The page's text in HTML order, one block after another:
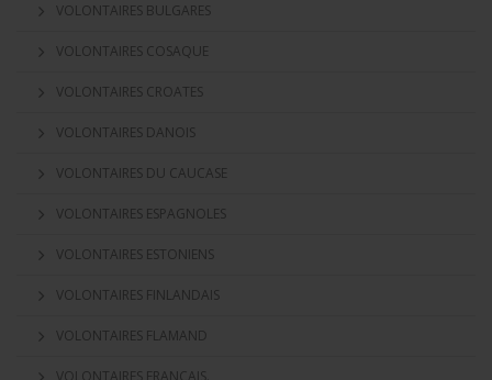
VOLONTAIRES BULGARES
VOLONTAIRES COSAQUE
VOLONTAIRES CROATES
VOLONTAIRES DANOIS
VOLONTAIRES DU CAUCASE
VOLONTAIRES ESPAGNOLES
VOLONTAIRES ESTONIENS
VOLONTAIRES FINLANDAIS
VOLONTAIRES FLAMAND
VOLONTAIRES FRANÇAIS.